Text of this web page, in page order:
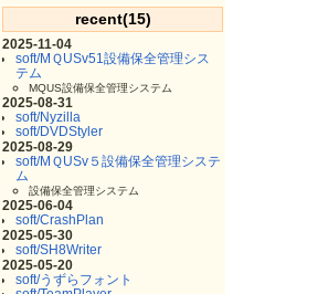
recent(15)
2025-11-04
soft/MＱUSv51設備保全管理シス
テム
MQUS設備保全管理システム
2025-08-31
soft/Nyzilla
soft/DVDStyler
2025-08-29
soft/MＱUSv５設備保全管理システ
ム
設備保全管理システム
2025-06-04
soft/CrashPlan
2025-05-30
soft/SH8Writer
2025-05-20
soft/うずらフォント